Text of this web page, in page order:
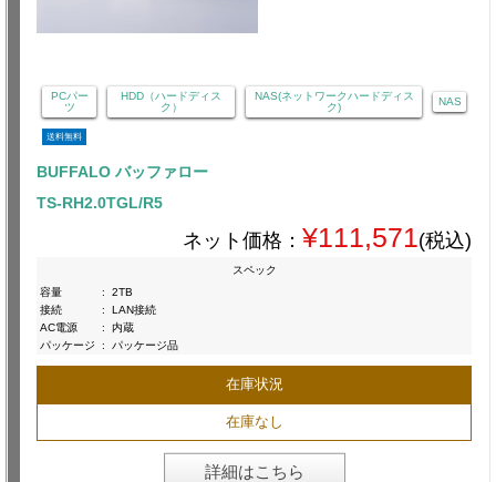
PCパー
ツ
HDD（ハードディス
ク）
NAS(ネットワークハードディス
ク)
NAS
送料無料
BUFFALO バッファロー
TS-RH2.0TGL/R5
ネット価格： ¥111,571 (税込)
スペック
容量
:
2TB
接続
:
LAN接続
AC電源
:
内蔵
パッケージ
: パッケージ品
在庫状況
在庫なし
詳細はこちら